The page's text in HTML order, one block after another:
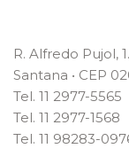
R. Alfredo Pujol,
Santana • CEP
Tel. 11 2977-5565
Tel. 11 2977-1568
Tel. 11 98283-